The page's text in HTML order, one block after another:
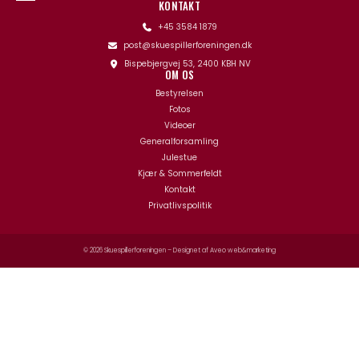
KONTAKT
+45 3584 1879
post@skuespillerforeningen.dk
Bispebjergvej 53, 2400 KBH NV
OM OS
Bestyrelsen
Fotos
Videoer
Generalforsamling
Julestue
Kjær & Sommerfeldt
Kontakt
Privatlivspolitik
© 2026 Skuespillerforeningen – Designet afAveo web&marketing